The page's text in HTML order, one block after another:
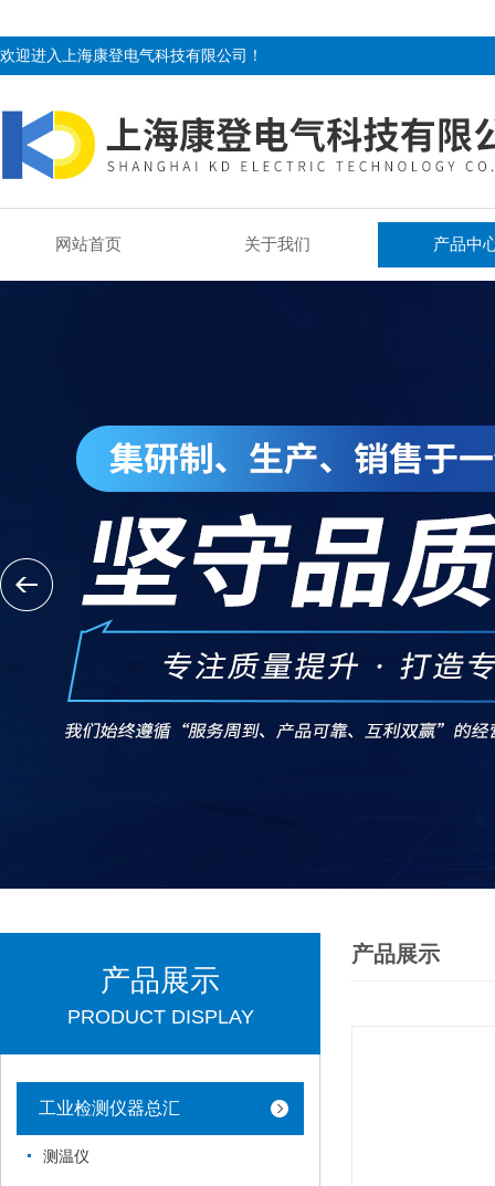
欢迎进入上海康登电气科技有限公司！
网站首页 关于我们 产品中
产品展示
PRODUCT DISPLAY
工业检测仪器总汇
测温仪
产品展示